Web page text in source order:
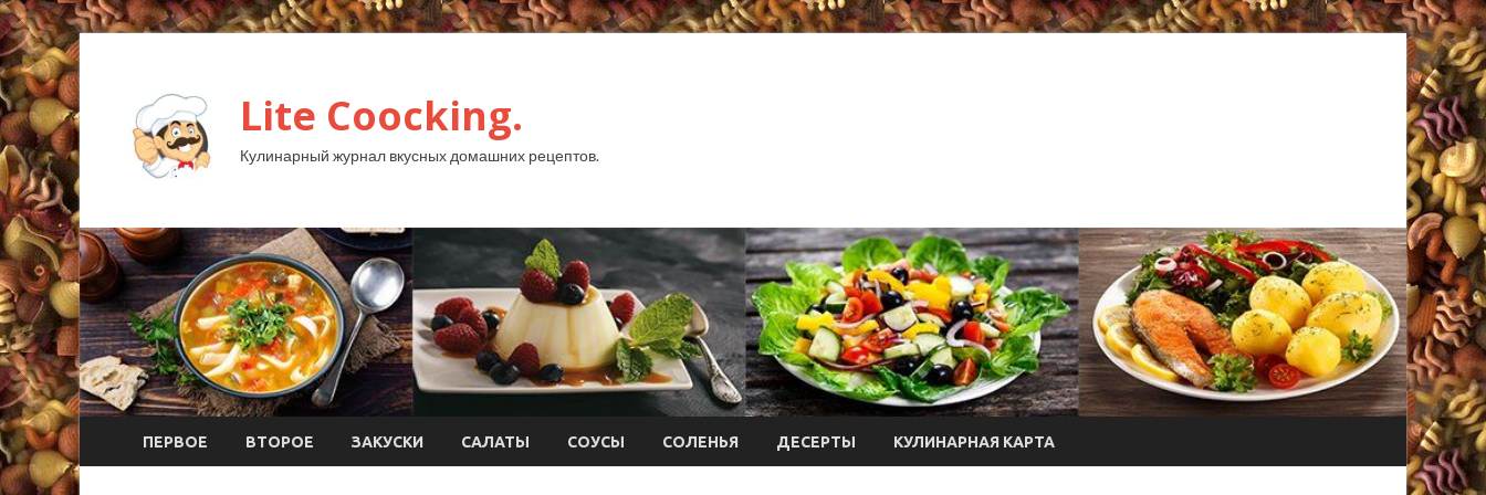
Lite Coocking.
Кулинарный журнал вкусных домашних рецептов.
ПЕРВОЕ ВТОРОЕ ЗАКУСКИ САЛАТЫ СОУСЫ СОЛЕНЬЯ ДЕСЕРТЫ КУЛИНАРНАЯ КАРТА